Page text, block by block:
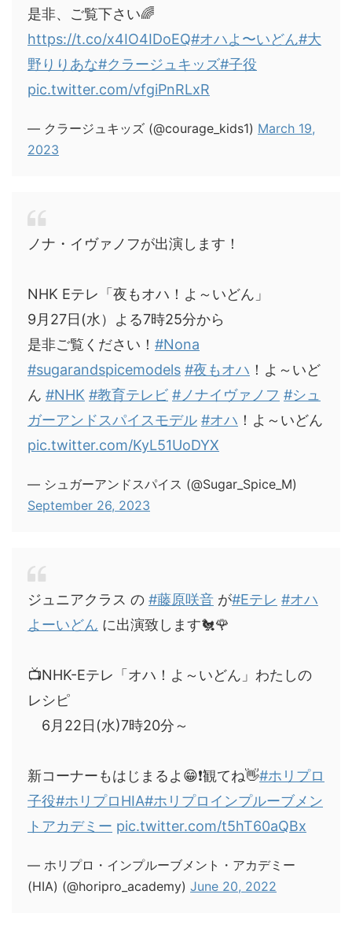
是非、ご覧下さい🌈
https://t.co/x4IO4IDoEQ#オハよ〜いどん#大
野りりあな#クラージュキッズ#子役
pic.twitter.com/vfgiPnRLxR
— クラージュキッズ (@courage_kids1) March 19,
2023
ノナ・イヴァノフが出演します！
NHK Eテレ「夜もオハ！よ～いどん」
9月27日(水）よる7時25分から
是非ご覧ください！ #Nona
#sugarandspicemodels #夜もオハ ！よ～いど
ん #NHK #教育テレビ #ノナイヴァノフ #シュ
ガーアンドスパイスモデル #オハ ！よ～いどん
pic.twitter.com/KyL51UoDYX
— シュガーアンドスパイス (@Sugar_Spice_M)
September 26, 2023
ジュニアクラス の #藤原咲音 が#Eテレ #オハ
よーいどん に出演致します🐔🌹
📺NHK-Eテレ「オハ！よ～いどん」わたしの
レシピ
6月22日(水)7時20分～
新コーナーもはじまるよ😁❗観てね👋#ホリプロ
子役#ホリプロHIA#ホリプロインプルーブメン
トアカデミー pic.twitter.com/t5hT60aQBx
— ホリプロ・インプルーブメント・アカデミー
(HIA) (@horipro_academy) June 20, 2022